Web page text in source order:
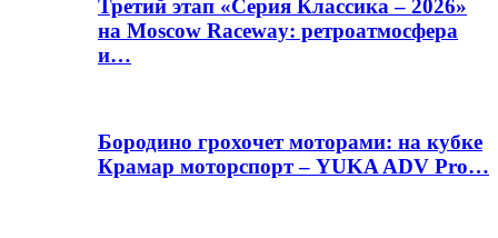
Третий этап «Серия Классика – 2026»
на Moscow Raceway: ретроатмосфера
и…
Бородино грохочет моторами: на кубке
Крамар моторспорт – YUKA ADV Pro…